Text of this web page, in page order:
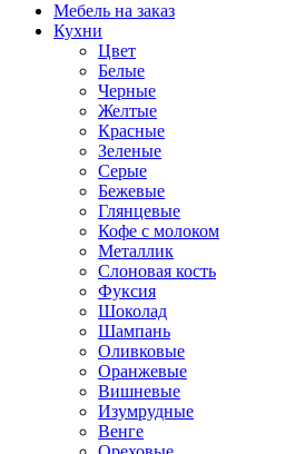
Мебель на заказ
Кухни
Цвет
Белые
Черные
Желтые
Красные
Зеленые
Серые
Бежевые
Глянцевые
Кофе с молоком
Металлик
Слоновая кость
Фуксия
Шоколад
Шампань
Оливковые
Оранжевые
Вишневые
Изумрудные
Венге